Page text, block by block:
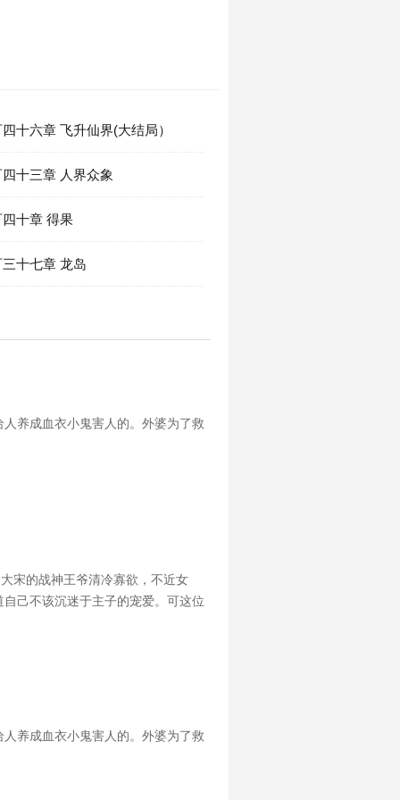
十六章 飞升仙界(大结局）
十三章 人界众象
十章 得果
十七章 龙岛
养成血衣小鬼害人的。外婆为了救
宋的战神王爷清冷寡欲，不近女
己不该沉迷于主子的宠爱。可这位
养成血衣小鬼害人的。外婆为了救